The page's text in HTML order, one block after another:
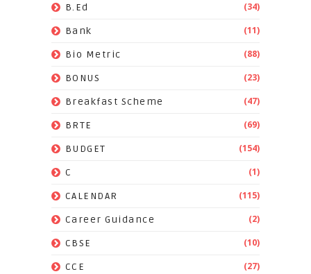
B.Ed (34)
Bank (11)
Bio Metric (88)
BONUS (23)
Breakfast Scheme (47)
BRTE (69)
BUDGET (154)
C (1)
CALENDAR (115)
Career Guidance (2)
CBSE (10)
CCE (27)